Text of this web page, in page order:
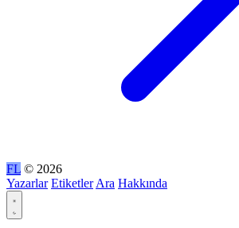
FL © 2026
Yazarlar Etiketler Ara Hakkında